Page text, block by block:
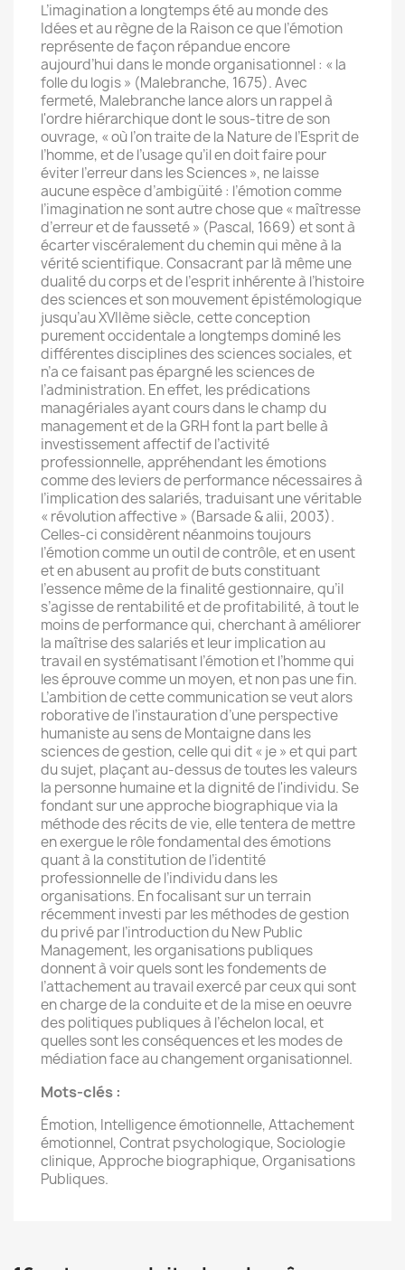
L’imagination a longtemps été au monde des
Idées et au règne de la Raison ce que l’émotion
représente de façon répandue encore
aujourd’hui dans le monde organisationnel : « la
folle du logis » (Malebranche, 1675). Avec
fermeté, Malebranche lance alors un rappel à
l'ordre hiérarchique dont le sous-titre de son
ouvrage, « où l’on traite de la Nature de l’Esprit de
l’homme, et de l’usage qu’il en doit faire pour
éviter l’erreur dans les Sciences », ne laisse
aucune espèce d’ambigüité : l’émotion comme
l’imagination ne sont autre chose que « maîtresse
d’erreur et de fausseté » (Pascal, 1669) et sont à
écarter viscéralement du chemin qui mène à la
vérité scientifique. Consacrant par là même une
dualité du corps et de l’esprit inhérente à l’histoire
des sciences et son mouvement épistémologique
jusqu’au XVIIème siècle, cette conception
purement occidentale a longtemps dominé les
différentes disciplines des sciences sociales, et
n’a ce faisant pas épargné les sciences de
l’administration. En effet, les prédications
managériales ayant cours dans le champ du
management et de la GRH font la part belle à
investissement affectif de l’activité
professionnelle, appréhendant les émotions
comme des leviers de performance nécessaires à
l’implication des salariés, traduisant une véritable
« révolution affective » (Barsade & alii, 2003).
Celles-ci considèrent néanmoins toujours
l’émotion comme un outil de contrôle, et en usent
et en abusent au profit de buts constituant
l’essence même de la finalité gestionnaire, qu’il
s’agisse de rentabilité et de profitabilité, à tout le
moins de performance qui, cherchant à améliorer
la maîtrise des salariés et leur implication au
travail en systématisant l’émotion et l’homme qui
les éprouve comme un moyen, et non pas une fin.
L’ambition de cette communication se veut alors
roborative de l’instauration d’une perspective
humaniste au sens de Montaigne dans les
sciences de gestion, celle qui dit « je » et qui part
du sujet, plaçant au-dessus de toutes les valeurs
la personne humaine et la dignité de l'individu. Se
fondant sur une approche biographique via la
méthode des récits de vie, elle tentera de mettre
en exergue le rôle fondamental des émotions
quant à la constitution de l’identité
professionnelle de l’individu dans les
organisations. En focalisant sur un terrain
récemment investi par les méthodes de gestion
du privé par l’introduction du New Public
Management, les organisations publiques
donnent à voir quels sont les fondements de
l’attachement au travail exercé par ceux qui sont
en charge de la conduite et de la mise en oeuvre
des politiques publiques à l’échelon local, et
quelles sont les conséquences et les modes de
médiation face au changement organisationnel.
Mots-clés :
Émotion, Intelligence émotionnelle, Attachement
émotionnel, Contrat psychologique, Sociologie
clinique, Approche biographique, Organisations
Publiques.